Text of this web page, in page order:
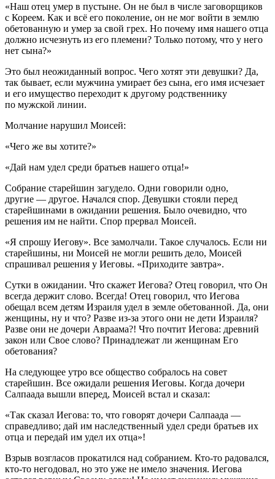
«Наш отец умер в пустыне. Он не был в числе заговорщиков
с Кореем. Как и всё его поколение, он не мог войти в землю
обетованную и умер за свой грех. Но почему имя нашего отца
должно исчезнуть из его племени? Только потому, что у него
нет сына?»
Это был неожиданный вопрос. Чего хотят эти девушки? Да,
так бывает, если мужчина умирает без сына, его имя исчезает
и его имущество переходит к другому родственнику
по мужской линии.
Молчание нарушил Моисей:
«Чего же вы хотите?»
«Дай нам удел среди братьев нашего отца!»
Собрание старейшин загудело. Одни говорили одно,
другие — другое. Начался спор. Девушки стояли перед
старейшинами в ожидании решения. Было очевидно, что
решения им не найти. Спор прервал Моисей.
«Я спрошу Иегову». Все замолчали. Такое случалось. Если ни
старейшины, ни Моисей не могли решить дело, Моисей
спрашивал решения у Иеговы. «Приходите завтра».
Сутки в ожидании. Что скажет Иегова? Отец говорил, что Он
всегда держит слово. Всегда! Отец говорил, что Иегова
обещал всем детям Израиля удел в земле обетованной. Да, они
женщины, ну и что? Разве из-за этого они не дети Израиля?
Разве они не дочери Авраама?! Что почтит Иегова: древний
закон или Свое слово? Принадлежат ли женщинам Его
обетования?
На следующее утро все общество собралось на совет
старейшин. Все ожидали решения Иеговы. Когда дочери
Салпаада вышли вперед, Моисей встал и сказал:
«Так сказал Иегова: то, что говорят дочери Салпаада —
справедливо; дай им наследственный удел среди братьев их
отца и передай им удел их отца»!
Взрыв возгласов прокатился над собранием. Кто-то радовался,
кто-то негодовал, но это уже не имело значения. Иегова